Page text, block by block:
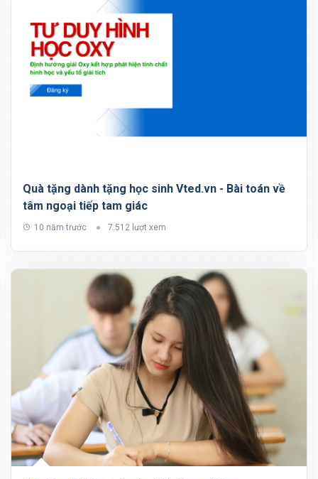
Quà tặng dành tặng học sinh Vted.vn - Bài toán về
tâm ngoại tiếp tam giác
10 năm trước 7.512 lượt xem